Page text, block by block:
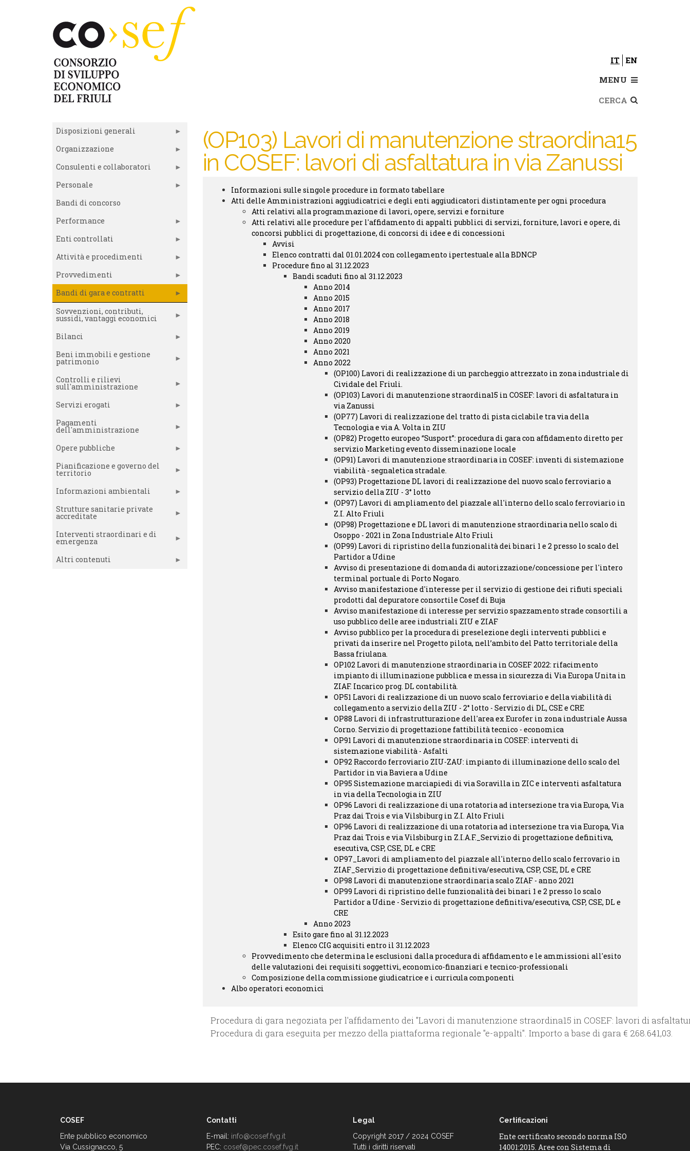
IT EN
MENU
Disposizioni generali
Organizzazione
Consulenti e collaboratori
Personale
Bandi di concorso
Performance
Enti controllati
Attività e procedimenti
Provvedimenti
Bandi di gara e contratti
Sovvenzioni, contributi,
sussidi, vantaggi economici
Bilanci
Beni immobili e gestione
patrimonio
Controlli e rilievi
sull'amministrazione
Servizi erogati
Pagamenti
dell'amministrazione
Opere pubbliche
Pianificazione e governo del
territorio
Informazioni ambientali
Strutture sanitarie private
accreditate
Interventi straordinari e di
emergenza
Altri contenuti
(OP103) Lavori di manutenzione straordina15
in COSEF: lavori di asfaltatura in via Zanussi
Trasparenza
submenu
Informazioni sulle singole procedure in formato tabellare
Atti delle Amministrazioni aggiudicatrici e degli enti aggiudicatori distintamente per ogni procedura
Atti relativi alla programmazione di lavori, opere, servizi e forniture
Atti relativi alle procedure per l'affidamento di appalti pubblici di servizi, forniture, lavori e opere, di
concorsi pubblici di progettazione, di concorsi di idee e di concessioni
Avvisi
Elenco contratti dal 01.01.2024 con collegamento ipertestuale alla BDNCP
Procedure fino al 31.12.2023
Bandi scaduti fino al 31.12.2023
Anno 2014
Anno 2015
Anno 2017
Anno 2018
Anno 2019
Anno 2020
Anno 2021
Anno 2022
(OP100) Lavori di realizzazione di un parcheggio attrezzato in zona industriale di
Cividale del Friuli.
(OP103) Lavori di manutenzione straordina15 in COSEF: lavori di asfaltatura in
via Zanussi
(OP77) Lavori di realizzazione del tratto di pista ciclabile tra via della
Tecnologia e via A. Volta in ZIU
(OP82) Progetto europeo “Susport”: procedura di gara con affidamento diretto per
servizio Marketing evento disseminazione locale
(OP91) Lavori di manutenzione straordinaria in COSEF: inventi di sistemazione
viabilità - segnaletica stradale.
(OP93) Progettazione DL lavori di realizzazione del nuovo scalo ferroviario a
servizio della ZIU - 3° lotto
(OP97) Lavori di ampliamento del piazzale all'interno dello scalo ferroviario in
Z.I. Alto Friuli
(OP98) Progettazione e DL lavori di manutenzione straordinaria nello scalo di
Osoppo - 2021 in Zona Industriale Alto Friuli
(OP99) Lavori di ripristino della funzionalità dei binari 1 e 2 presso lo scalo del
Partidor a Udine
Avviso di presentazione di domanda di autorizzazione/concessione per l'intero
terminal portuale di Porto Nogaro.
Avviso manifestazione d'interesse per il servizio di gestione dei rifiuti speciali
prodotti dal depuratore consortile Cosef di Buja
Avviso manifestazione di interesse per servizio spazzamento strade consortili a
uso pubblico delle aree industriali ZIU e ZIAF
Avviso pubblico per la procedura di preselezione degli interventi pubblici e
privati da inserire nel Progetto pilota, nell’ambito del Patto territoriale della
Bassa friulana.
OP102 Lavori di manutenzione straordinaria in COSEF 2022: rifacimento
impianto di illuminazione pubblica e messa in sicurezza di Via Europa Unita in
ZIAF. Incarico prog. DL contabilità.
OP51 Lavori di realizzazione di un nuovo scalo ferroviario e della viabilità di
collegamento a servizio della ZIU - 2° lotto - Servizio di DL, CSE e CRE
OP88 Lavori di infrastrutturazione dell'area ex Eurofer in zona industriale Aussa
Corno. Servizio di progettazione fattibilità tecnico - economica
OP91 Lavori di manutenzione straordinaria in COSEF: interventi di
sistemazione viabilità - Asfalti
OP92 Raccordo ferroviario ZIU-ZAU: impianto di illuminazione dello scalo del
Partidor in via Baviera a Udine
OP95 Sistemazione marciapiedi di via Soravilla in ZIC e interventi asfaltatura
in via della Tecnologia in ZIU
OP96 Lavori di realizzazione di una rotatoria ad intersezione tra via Europa, Via
Praz dai Trois e via Vilsbiburg in Z.I. Alto Friuli
OP96 Lavori di realizzazione di una rotatoria ad intersezione tra via Europa, Via
Praz dai Trois e via Vilsbiburg in Z.I.A.F._Servizio di progettazione definitiva,
esecutiva, CSP, CSE, DL e CRE
OP97_Lavori di ampliamento del piazzale all'interno dello scalo ferrovario in
ZIAF_Servizio di progettazione definitiva/esecutiva, CSP, CSE, DL e CRE
OP98 Lavori di manutenzione straordinaria scalo ZIAF - anno 2021
OP99 Lavori di ripristino delle funzionalità dei binari 1 e 2 presso lo scalo
Partidor a Udine - Servizio di progettazione definitiva/esecutiva, CSP, CSE, DL e
CRE
Anno 2023
Esito gare fino al 31.12.2023
Elenco CIG acquisiti entro il 31.12.2023
Provvedimento che determina le esclusioni dalla procedura di affidamento e le ammissioni all'esito
delle valutazioni dei requisiti soggettivi, economico-finanziari e tecnico-professionali
Composizione della commissione giudicatrice e i curricula componenti
Albo operatori economici
Procedura di gara negoziata per l'affidamento dei "Lavori di manutenzione straordina15 in COSEF: lavori di
Procedura di gara eseguita per mezzo della piattaforma regionale "e-appalti". Importo a base di gara € 268.641,03.
COSEF
Ente pubblico economico
Via Cussignacco, 5
Contatti
E-mail: info@cosef.fvg.it
PEC: cosef@pec.cosef.fvg.it
Legal
Copyright 2017 / 2024 COSEF
Tutti i diritti riservati
Certificazioni
Ente certificato secondo norma ISO
14001:2015. Aree con Sistema di